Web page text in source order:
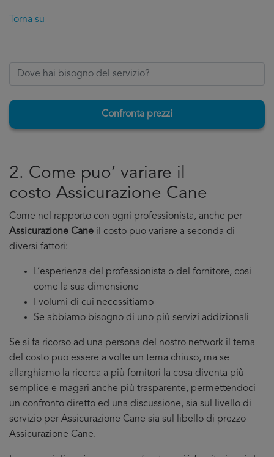
Torna su
Confronta prezzi
2. Come puo’ variare il
costo Assicurazione Cane
Come nel rapporto con ogni professionista, anche per
Assicurazione Cane il costo puo variare a seconda di
diversi fattori:
L’esperienza del professionista o del fornitore, cosi
come la sua dimensione
I volumi di cui necessitiamo
Se abbiamo bisogno di uno più servizi addizionali
Se si fa ricorso ad una persona del nostro network il tema
del costo puo essere a volte un tema chiuso, ma se
allarghiamo la ricerca a più fornitori la cosa diventa più
semplice e magari anche più trasparente, permettendoci
un confronto diretto ed una discussione, sia sul livello di
servizio per Assicurazione Cane sia sul libello di prezzo
Assicurazione Cane.